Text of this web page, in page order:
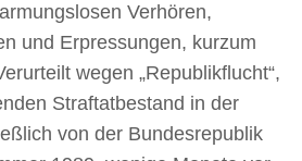
Verhören,
und Erpressungen, kurzum
wegen „Republikflucht“,
Straftatbestand in der
von der Bundesrepublik